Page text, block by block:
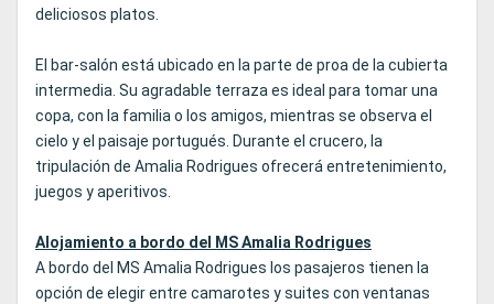
deliciosos platos.
El bar-salón está ubicado en la parte de proa de la cubierta
intermedia. Su agradable terraza es ideal para tomar una
copa, con la familia o los amigos, mientras se observa el
cielo y el paisaje portugués. Durante el crucero, la
tripulación de Amalia Rodrigues ofrecerá entretenimiento,
juegos y aperitivos.
Alojamiento a bordo del MS Amalia Rodrigues
A bordo del MS Amalia Rodrigues los pasajeros tienen la
opción de elegir entre camarotes y suites con ventanas